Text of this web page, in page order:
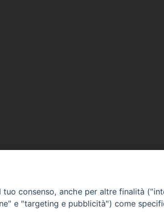
SEDE PRINCIPALE
consenso, anche per altre finalità
e "targeting e pubblicità") come